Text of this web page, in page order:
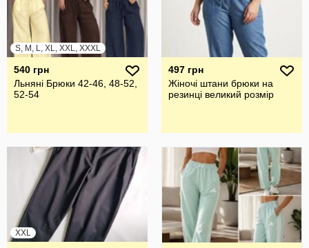
S, M, L, XL, XXL, XXXL
540 грн
Льняні Брюки 42-46, 48-52,
52-54
497 грн
Жіночі штани брюки на
резинці великий розмір
XXL